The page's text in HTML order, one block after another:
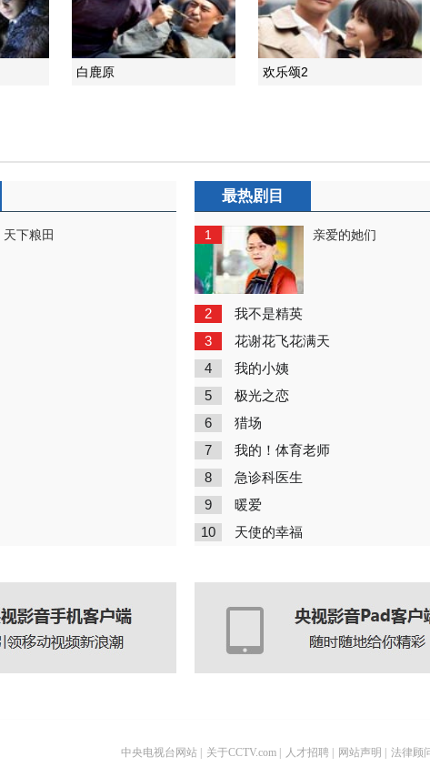
白鹿原 欢乐颂2
天下粮田
最热剧目
1 亲爱的她们
2 我不是精英
3 花谢花飞花满天
4 我的小姨
5 极光之恋
6 猎场
7 我的！体育老师
8 急诊科医生
9 暖爱
10 天使的幸福
中央电视台网站 关于CCTV.com 人才招聘 网站声明 法律顾